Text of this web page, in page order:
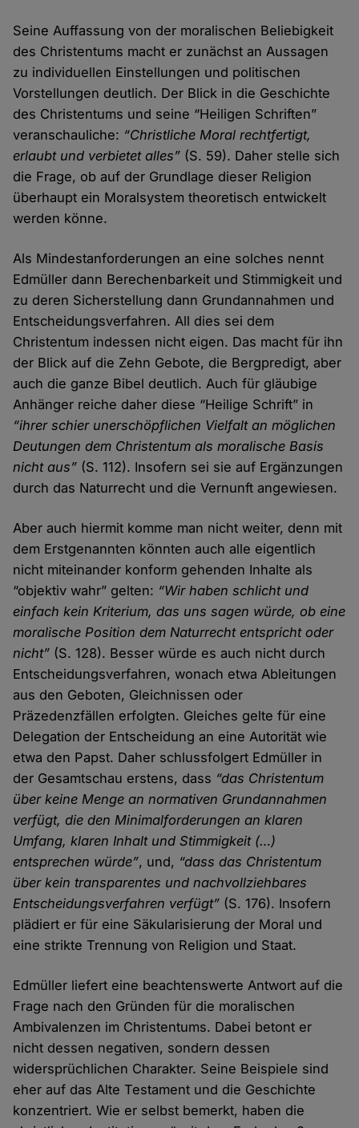
Seine Auffassung von der moralischen Beliebigkeit
des Christentums macht er zunächst an Aussagen
zu individuellen Einstellungen und politischen
Vorstellungen deutlich. Der Blick in die Geschichte
des Christentums und seine “Heiligen Schriften”
veranschauliche: “Christliche Moral rechtfertigt,
erlaubt und verbietet alles” (S. 59). Daher stelle sich
die Frage, ob auf der Grundlage dieser Religion
überhaupt ein Moralsystem theoretisch entwickelt
werden könne.
Als Mindestanforderungen an eine solches nennt
Edmüller dann Berechenbarkeit und Stimmigkeit und
zu deren Sicherstellung dann Grundannahmen und
Entscheidungsverfahren. All dies sei dem
Christentum indessen nicht eigen. Das macht für ihn
der Blick auf die Zehn Gebote, die Bergpredigt, aber
auch die ganze Bibel deutlich. Auch für gläubige
Anhänger reiche daher diese “Heilige Schrift” in
“ihrer schier unerschöpflichen Vielfalt an möglichen
Deutungen dem Christentum als moralische Basis
nicht aus” (S. 112). Insofern sei sie auf Ergänzungen
durch das Naturrecht und die Vernunft angewiesen.
Aber auch hiermit komme man nicht weiter, denn mit
dem Erstgenannten könnten auch alle eigentlich
nicht miteinander konform gehenden Inhalte als
“objektiv wahr” gelten: “Wir haben schlicht und
einfach kein Kriterium, das uns sagen würde, ob eine
moralische Position dem Naturrecht entspricht oder
nicht” (S. 128). Besser würde es auch nicht durch
Entscheidungsverfahren, wonach etwa Ableitungen
aus den Geboten, Gleichnissen oder
Präzedenzfällen erfolgten. Gleiches gelte für eine
Delegation der Entscheidung an eine Autorität wie
etwa den Papst. Daher schlussfolgert Edmüller in
der Gesamtschau erstens, dass “das Christentum
über keine Menge an normativen Grundannahmen
verfügt, die den Minimalforderungen an klaren
Umfang, klaren Inhalt und Stimmigkeit (…)
entsprechen würde”, und, “dass das Christentum
über kein transparentes und nachvollziehbares
Entscheidungsverfahren verfügt” (S. 176). Insofern
plädiert er für eine Säkularisierung der Moral und
eine strikte Trennung von Religion und Staat.
Edmüller liefert eine beachtenswerte Antwort auf die
Frage nach den Gründen für die moralischen
Ambivalenzen im Christentums. Dabei betont er
nicht dessen negativen, sondern dessen
widersprüchlichen Charakter. Seine Beispiele sind
eher auf das Alte Testament und die Geschichte
konzentriert. Wie er selbst bemerkt, haben die